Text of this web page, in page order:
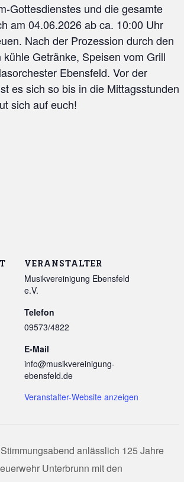
Gottesdienstes und die gesamte
am 04.06.2026 ab ca. 10:00 Uhr
Nach der Prozession durch den
Getränke, Speisen vom Grill
Ebensfeld. Vor der
es sich so bis in die Mittagsstunden
sich auf euch!
VERANSTALTER
Musikvereinigung Ebensfeld
e.V.
Telefon
09573/4822
E-Mail
info@musikvereinigung-
ebensfeld.de
Veranstalter-Website anzeigen
Stimmungsabend anlässlich 125 Jahre
Unterbrunn mit den